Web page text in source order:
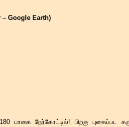
Google Earth)
பாகை நேர்கோட்டில்! பிறகு புகைப்பட